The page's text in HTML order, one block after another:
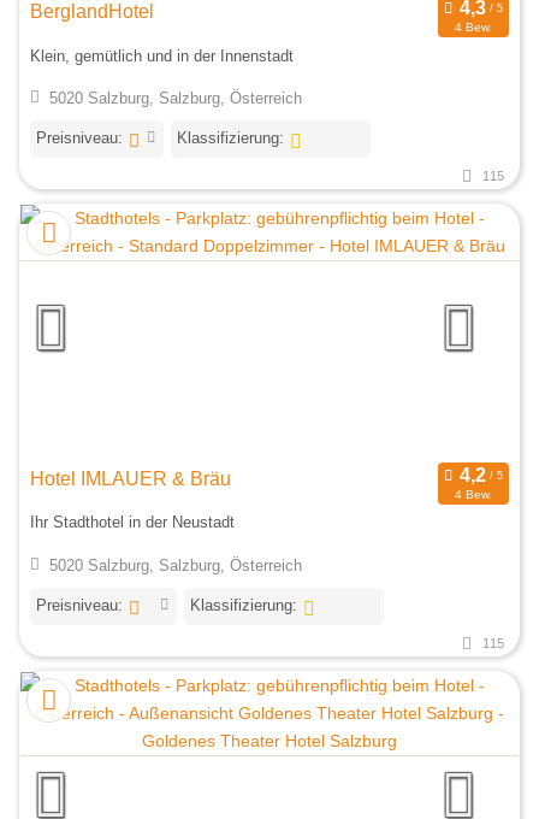
BerglandHotel
4 Bew.
Klein, gemütlich und in der Innenstadt
5020 Salzburg, Salzburg, Österreich
Preisniveau: Klassifizierung:
115
Hotel IMLAUER & Bräu
4 Bew.
Ihr Stadthotel in der Neustadt
5020 Salzburg, Salzburg, Österreich
Preisniveau: Klassifizierung:
115